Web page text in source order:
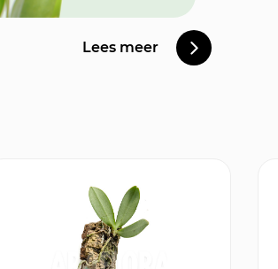
Lees meer